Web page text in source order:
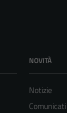
NOVITÀ
Notizie
Comunicati